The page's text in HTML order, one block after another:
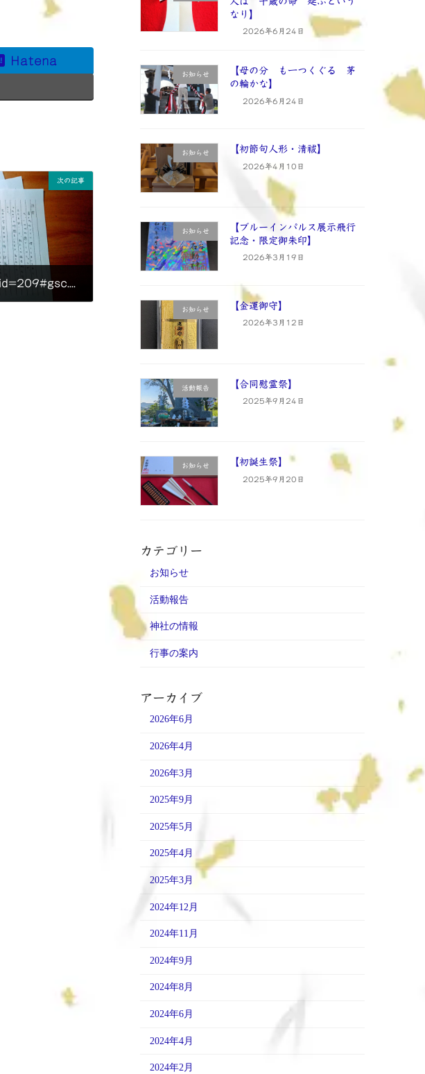
Hatena
次の記事
http://niigata-jinja.com/?eid=209#gsc.tab=0
なり】
2026年6月24日
お知らせ
【母の分 も一つくぐる 茅
の輪かな】
2026年6月24日
お知らせ 【初節句人形・清祓】
2026年4月10日
お知らせ
【ブルーインパルス展示飛行
記念・限定御朱印】
2026年3月19日
お知らせ 【金運御守】
2026年3月12日
活動報告 【合同慰霊祭】
2025年9月24日
お知らせ 【初誕生祭】
2025年9月20日
カテゴリー
お知らせ
活動報告
神社の情報
行事の案内
アーカイブ
2026年6月
2026年4月
2026年3月
2025年9月
2025年5月
2025年4月
2025年3月
2024年12月
2024年11月
2024年9月
2024年8月
2024年6月
2024年4月
2024年2月